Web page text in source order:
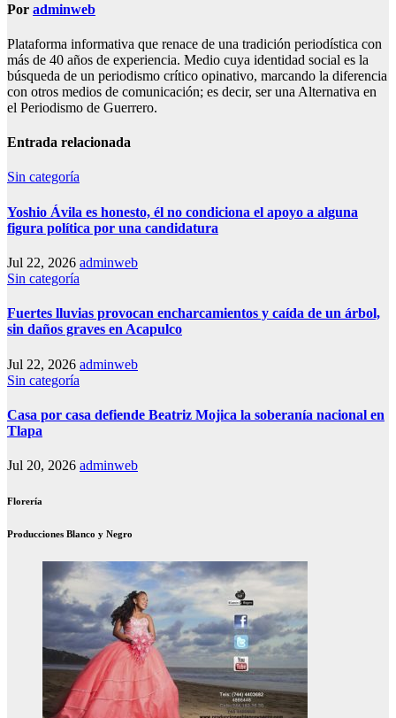
Por adminweb
Plataforma informativa que renace de una tradición periodística con
más de 40 años de experiencia. Medio cuya identidad social es la
búsqueda de un periodismo crítico opinativo, marcando la diferencia
con otros medios de comunicación; es decir, ser una Alternativa en
el Periodismo de Guerrero.
Entrada relacionada
Sin categoría
Yoshio Ávila es honesto, él no condiciona el apoyo a alguna
figura política por una candidatura
Jul 22, 2026 adminweb
Sin categoría
Fuertes lluvias provocan encharcamientos y caída de un árbol,
sin daños graves en Acapulco
Jul 22, 2026 adminweb
Sin categoría
Casa por casa defiende Beatriz Mojica la soberanía nacional en
Tlapa
Jul 20, 2026 adminweb
Florería
Producciones Blanco y Negro